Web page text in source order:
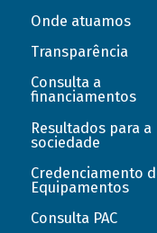
Onde atuamos
Transparência
Consulta a
financiamentos
Resultados para a
sociedade
Credenciamento
Equipamentos
Consulta PAC